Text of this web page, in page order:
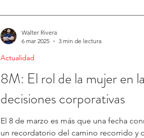
8M: El rol de la mujer en
decisiones corporativas
El 8 de marzo es más que una fecha
un recordatorio del camino recorrido y
Actualidad
Walter Rivera
6 mar 2025
3 min de lectura